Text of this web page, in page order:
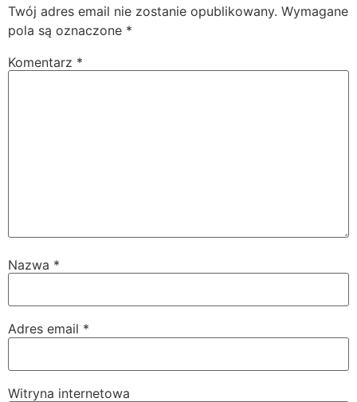
Twój adres email nie zostanie opublikowany. Wymagane
pola są oznaczone *
Komentarz *
Nazwa *
Adres email *
Witryna internetowa